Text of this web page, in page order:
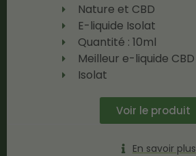
Nature et CBD
E-liquide Isolat
Quantité : 10ml
Meilleur e-liquide CBD
Isolat
Voir le produit
En savoir plus